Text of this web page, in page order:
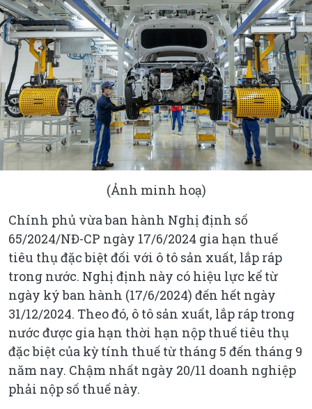
(Ảnh minh hoạ)
Chính phủ vừa ban hành Nghị định số
65/2024/NĐ-CP ngày 17/6/2024 gia hạn thuế
tiêu thụ đặc biệt đối với ô tô sản xuất, lắp ráp
trong nước. Nghị định này có hiệu lực kể từ
ngày ký ban hành (17/6/2024) đến hết ngày
31/12/2024. Theo đó, ô tô sản xuất, lắp ráp trong
nước được gia hạn thời hạn nộp thuế tiêu thụ
đặc biệt của kỳ tính thuế từ tháng 5 đến tháng 9
năm nay. Chậm nhất ngày 20/11 doanh nghiệp
phải nộp số thuế này.